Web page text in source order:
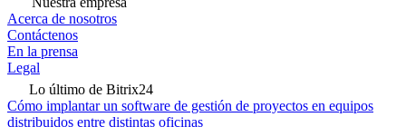
Acerca de nosotros
Contáctenos
En la prensa
Legal
Lo último de Bitrix24
Cómo implantar un software de gestión de proyectos en equipos
distribuidos entre distintas oficinas